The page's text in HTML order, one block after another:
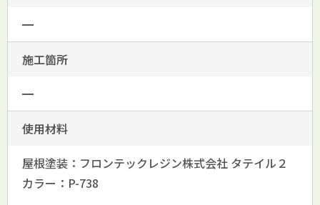
━
施工箇所
━
使用材料
屋根塗装：フロンテックレジン株式会社 タテイル２
カラー：P-738